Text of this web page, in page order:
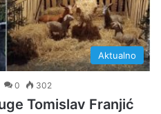
Aktualno
0 302
Tomislav Franjić